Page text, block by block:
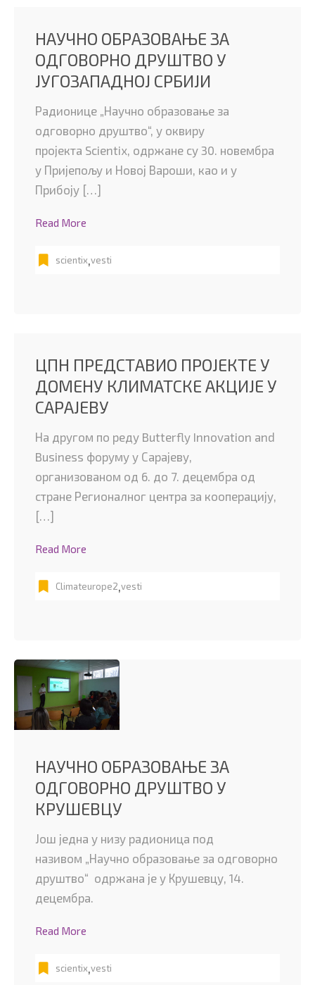
НАУЧНО ОБРАЗОВАЊЕ ЗА
ОДГОВОРНО ДРУШТВО У
ЈУГОЗАПАДНОЈ СРБИЈИ
Радионице „Научно образовање за
одговорно друштво“, у оквиру
пројекта Scientiх, одржане су 30. новембра
у Пријепољу и Новој Вароши, као и у
Прибоју […]
Read More
scientix,vesti
ЦПН ПРЕДСТАВИО ПРОЈЕКТЕ У
ДОМЕНУ КЛИМАТСКЕ АКЦИЈЕ У
САРАЈЕВУ
На другом по реду Butterfly Innovation and
Business форуму у Сарајеву,
организованом од 6. до 7. децембра од
стране Регионалног центра за кооперацију,
[…]
Read More
Climateurope2,vesti
НАУЧНО ОБРАЗОВАЊЕ ЗА
ОДГОВОРНО ДРУШТВО У
КРУШЕВЦУ
Још једна у низу радионица под
називом „Научно образовање за одговорно
друштво“ одржана је у Крушевцу, 14.
децембра.
Read More
scientix,vesti